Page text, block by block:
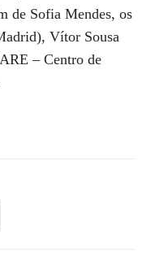
de Sofia Mendes, os
Vítor Sousa
– Centro de